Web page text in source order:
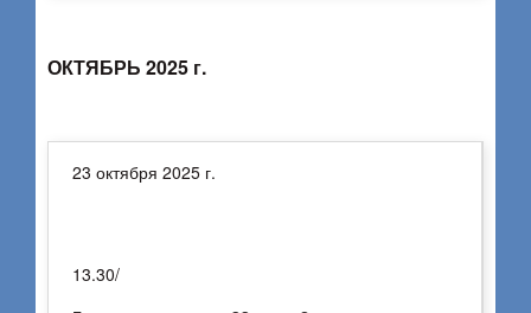
ОКТЯБРЬ 2025 г.
23 октября 2025 г.
13.30/